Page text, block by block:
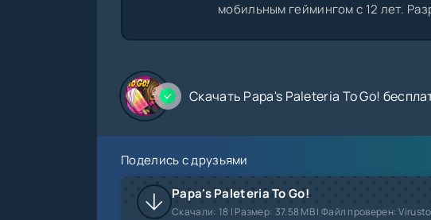
мобильным геймингом с 12 лет.
Скачать Papa's Paleteria To Go!
Поделись с друзьями
Papa's Paleteria To Go!
Скачали: 18 | Размер: 37.58 MB | Файл проверен: